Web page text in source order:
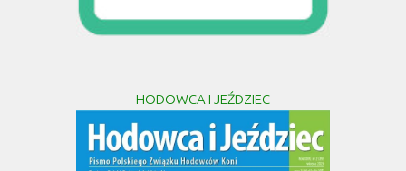
HODOWCA I JEŹDZIEC